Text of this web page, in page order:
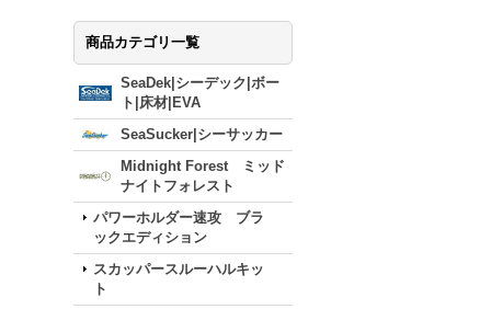
商品カテゴリ一覧
SeaDek|シーデック|ボー
ト|床材|EVA
SeaSucker|シーサッカー
Midnight Forest ミッド
ナイトフォレスト
パワーホルダー速攻 ブラ
ックエディション
スカッパースルーハルキッ
ト